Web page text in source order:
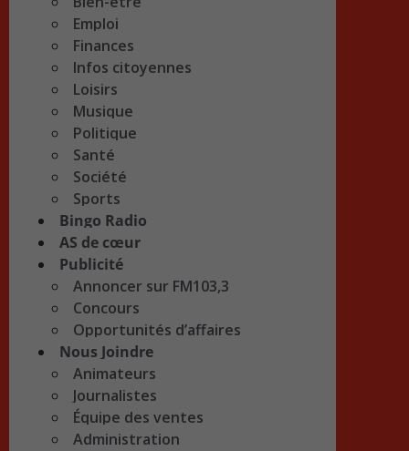
Emploi
Finances
Infos citoyennes
Loisirs
Musique
Politique
Santé
Société
Sports
Bingo Radio
AS de cœur
Publicité
Annoncer sur FM103,3
Concours
Opportunités d’affaires
Nous Joindre
Animateurs
Journalistes
Équipe des ventes
Administration